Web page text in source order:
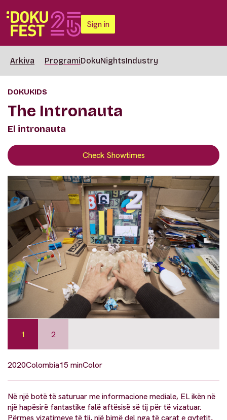
Sign in
Arkiva ProgramiDokuNightsIndustry
DOKUKIDS
The Intronauta
El intronauta
Check Showtimes
1 2
2020Colombia15 minColor
Në një botë të saturuar me informacione mediale, EL ikën në
një hapësirë fantastike falë aftësisë së tij për të vizatuar.
Përmes vizatimeve të tij, një bimë del nga të çarat e qytetit,